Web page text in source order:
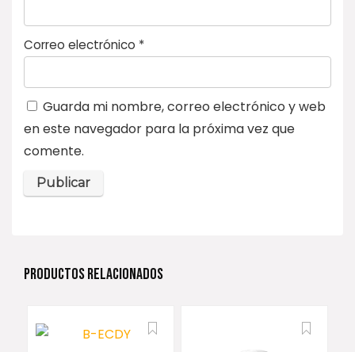
Correo electrónico *
Guarda mi nombre, correo electrónico y web
en este navegador para la próxima vez que
comente.
PRODUCTOS RELACIONADOS